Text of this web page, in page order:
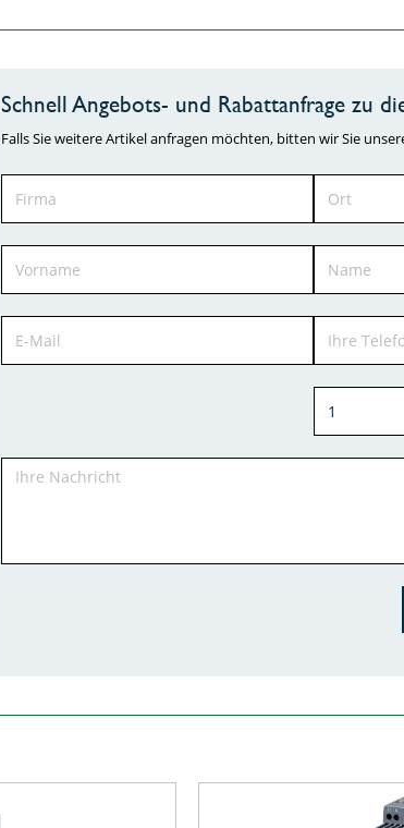
Schnell Angebots- und Rabattanfrage zu
Falls Sie weitere Artikel anfragen möchten, bitten wir Sie